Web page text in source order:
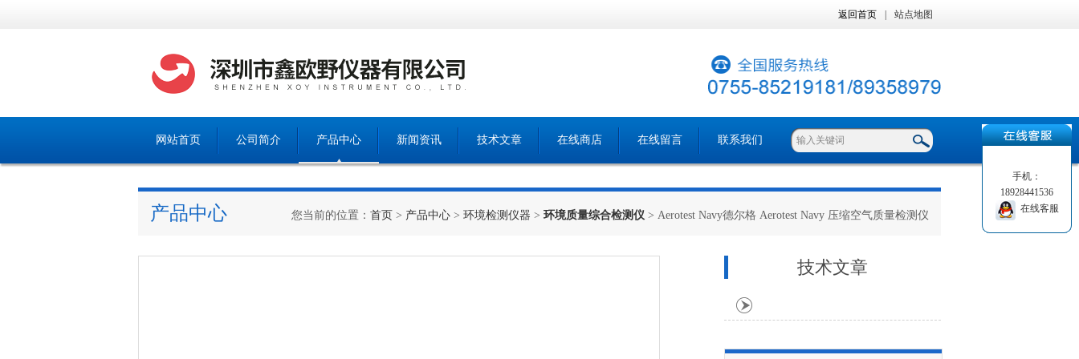
返回首页 站点地图
网站首页 公司简介 产品中心 新闻资讯 技术文章 在线商店 在线留言 联系我们
产品中心 您当前的位置： 首页 > 产品中心 > 环境检测仪器 > 环境质量综合检测仪 > Aerotest Navy德尔格 Aerotest Navy 压缩空气质量检测仪
技术文章
手机：
18928441536
在线客服